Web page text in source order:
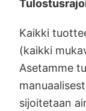
Kaikki
(kaikki
Asetamme
sijoitetaan